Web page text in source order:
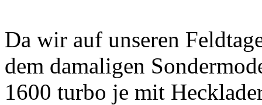
Da wir auf unseren
dem damaligen
1600 turbo je mit